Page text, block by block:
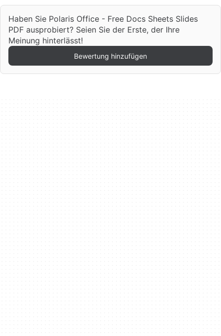
Haben Sie Polaris Office - Free Docs Sheets Slides
PDF ausprobiert? Seien Sie der Erste, der Ihre
Meinung hinterlässt!
Bewertung hinzufügen